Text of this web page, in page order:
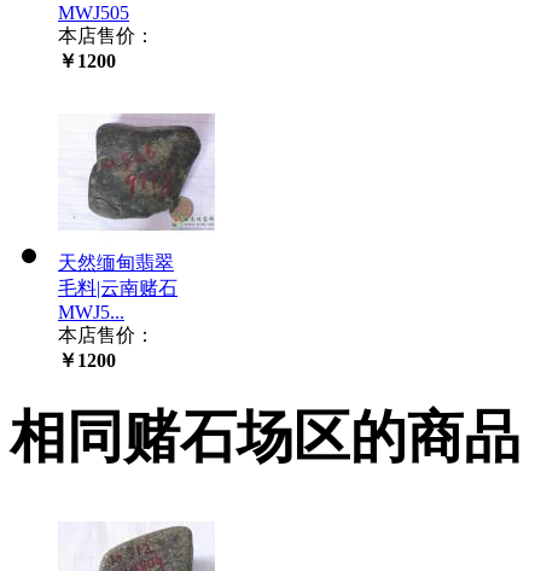
MWJ505
本店售价：
￥1200
天然缅甸翡翠
毛料|云南赌石
MWJ5...
本店售价：
￥1200
相同赌石场区的商品